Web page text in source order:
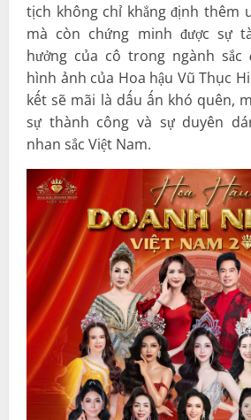
tịch không chỉ khẳng định thêm
mà còn chứng minh được sự
hưởng của cô trong ngành sắc
hình ảnh của Hoa hậu Vũ Thục
kết sẽ mãi là dấu ấn khó quên,
sự thành công và sự duyên
nhan sắc Việt Nam.